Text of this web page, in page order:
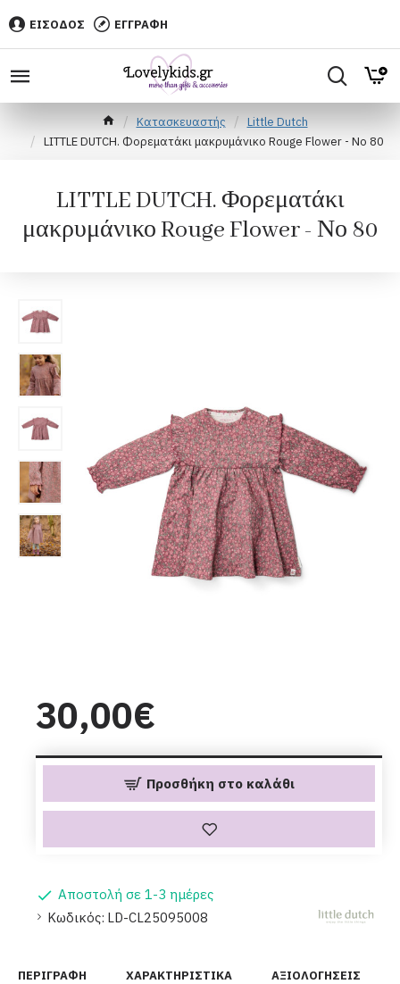
ΕΙΣΟΔΟΣ ΕΓΓΡΑΦΗ
Κατασκευαστής
Little Dutch
LITTLE DUTCH. Φορεματάκι μακρυμάνικο Rouge Flower - Νο 80
LITTLE DUTCH. Φορεματάκι
μακρυμάνικο Rouge Flower - Νο 80
Αποστολή σε 1-3 ημέρες
Κωδικός: LD-CL25095008
30,00€
Προσθήκη στο καλάθι
ΠΕΡΙΓΡΑΦΉ ΧΑΡΑΚΤΗΡΙΣΤΙΚΆ ΑΞΙΟΛΟΓΉΣΕΙΣ